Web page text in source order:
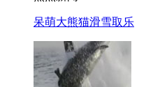
呆萌大熊猫滑雪取乐